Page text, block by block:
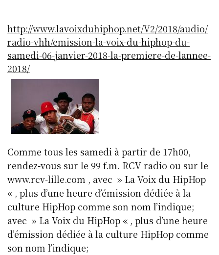
http://www.lavoixduhiphop.net/V2/2018/audio/
radio-vhh/emission-la-voix-du-hiphop-du-
samedi-06-janvier-2018-la-premiere-de-lannee-
2018/
Comme tous les samedi à partir de 17h00,
rendez-vous sur le 99 f.m. RCV radio ou sur le
www.rcv-lille.com , avec » La Voix du HipHop
« , plus d’une heure d’émission dédiée à la
culture HipHop comme son nom l’indique;
avec » La Voix du HipHop « , plus d’une heure
d’émission dédiée à la culture HipHop comme
son nom l’indique;